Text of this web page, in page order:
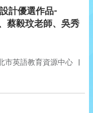
計優選作品-
蔡毅玟老師、吳秀
市英語教育資源中心 |